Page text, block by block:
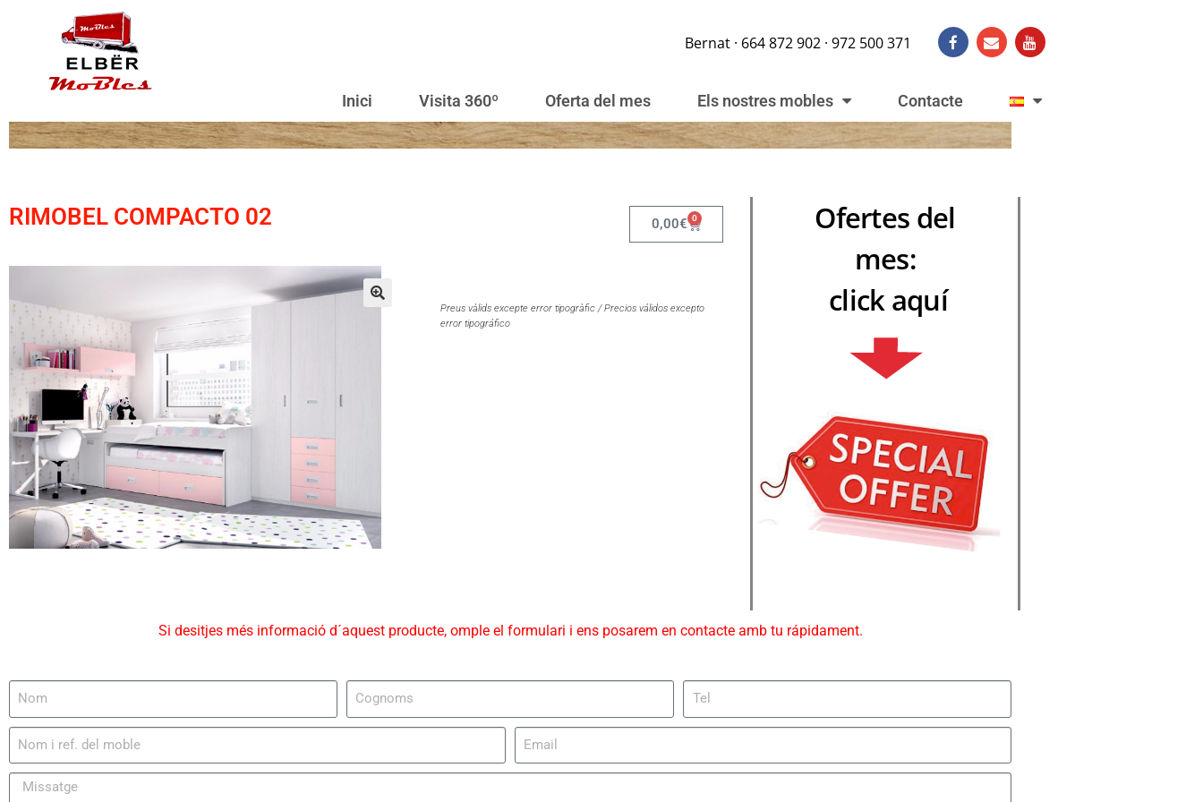
Bernat · 664 872 902 · 972 500 371
Inici Visita 360º Oferta del mes Els nostres mobles Contacte
RIMOBEL COMPACTO 02 0,00€ 0
Preus vàlids excepte error tipogràfic / Precios válidos excepto
error tipográfico
Ofertes del
mes:
click aquí
Si desitjes més informació d´aquest producte, omple el formulari i ens posarem en contacte amb tu rápidament.